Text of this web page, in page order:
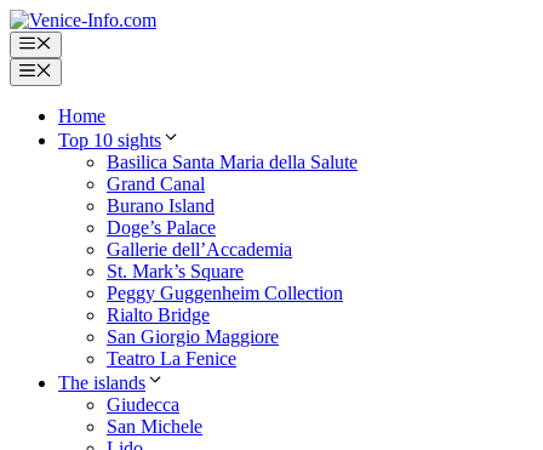
Skip
to
content
Menu
Menu
Home
Top 10 sights
Basilica Santa Maria della Salute
Grand Canal
Burano Island
Doge’s Palace
Gallerie dell’Accademia
St. Mark’s Square
Peggy Guggenheim Collection
Rialto Bridge
San Giorgio Maggiore
Teatro La Fenice
The islands
Giudecca
San Michele